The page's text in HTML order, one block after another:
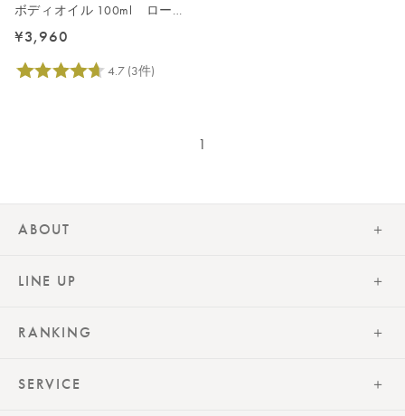
ボディオイル 100ml ローズ
＆シダーウッド
¥3,960
1
ABOUT
LINE UP
RANKING
SERVICE